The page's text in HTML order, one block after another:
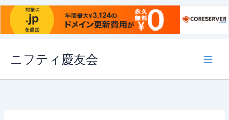
ス
ニフティ慶友会